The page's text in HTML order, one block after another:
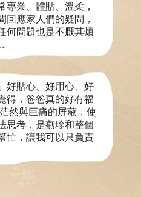
專業、體貼、溫柔，
回應家人們的疑問，
何問題也是不厭其煩
好貼心、好用心、好
得，爸爸真的好有福
然與巨痛的屏蔽，使
思考，是燕珍和整個
忙，讓我可以只負責